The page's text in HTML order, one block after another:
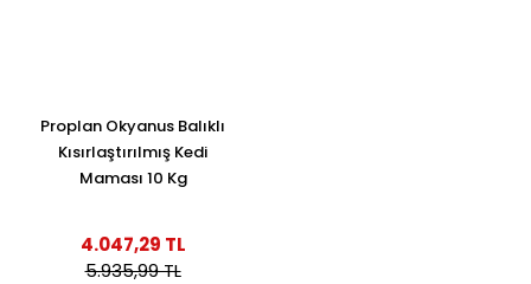
Proplan Okyanus Balıklı
Kısırlaştırılmış Kedi
Maması 10 Kg
4.047,29 TL
5.935,99 TL